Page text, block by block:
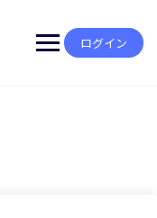
ログイン